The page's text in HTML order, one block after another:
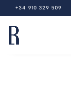
+34 910 329 509